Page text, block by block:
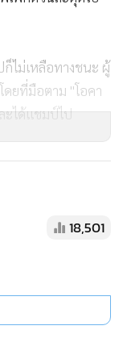
ไม่เหลือทางชนะ ผู้
ยที่มือตาม "โอคา
ะได้แชมป์ไป
นไปเรื่อยๆ คน
ก็เป็นเกมไพ่แบบ
18,501